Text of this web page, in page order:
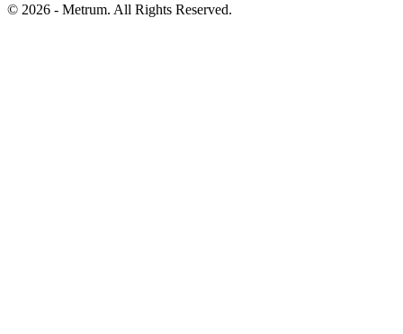
© 2026 - Metrum. All Rights Reserved.